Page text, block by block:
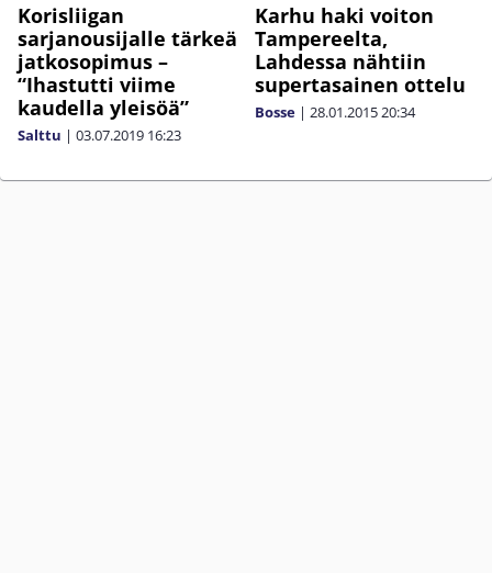
Korisliigan
sarjanousijalle tärkeä
jatkosopimus –
“Ihastutti viime
kaudella yleisöä”
Salttu | 03.07.2019 16:23
Karhu haki voiton
Tampereelta,
Lahdessa nähtiin
supertasainen ottelu
Bosse | 28.01.201520:34